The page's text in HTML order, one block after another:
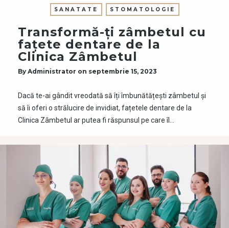
SANATATE STOMATOLOGIE
Transformă-ți zâmbetul cu
fațete dentare de la
Clinica Zâmbetul
By Administrator on septembrie 15, 2023
Dacă te-ai gândit vreodată să îți îmbunătățești zâmbetul și
să îi oferi o strălucire de invidiat, fațetele dentare de la
Clinica Zâmbetul ar putea fi răspunsul pe care îl…